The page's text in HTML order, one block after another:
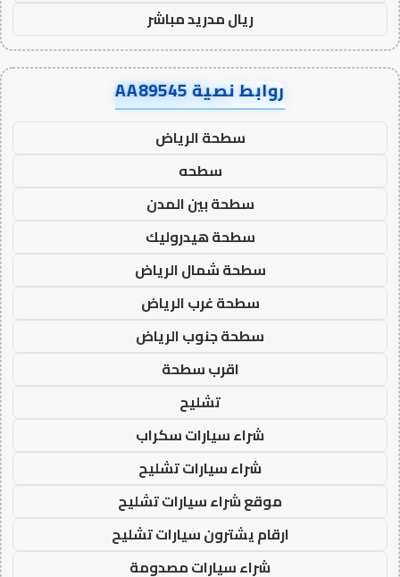
ريال مدريد مباشر
روابط نصية AA89545
سطحة الرياض
سطحه
سطحة بين المدن
سطحة هيدروليك
سطحة شمال الرياض
سطحة غرب الرياض
سطحة جنوب الرياض
اقرب سطحة
تشليح
شراء سيارات سكراب
شراء سيارات تشليح
موقع شراء سيارات تشليح
ارقام يشترون سيارات تشليح
شراء سيارات مصدومة